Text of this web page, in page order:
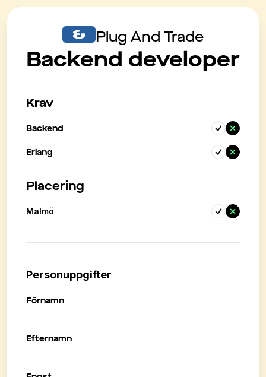
Plug And Trade
Backend developer
Krav
Backend
Erlang
Placering
Malmö
Personuppgifter
Förnamn
Efternamn